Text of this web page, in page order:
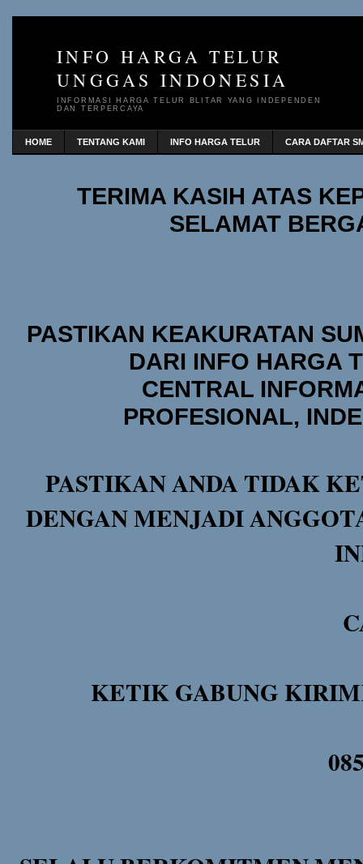
INFO HARGA TELUR
UNGGAS INDONESIA
INFORMASI HARGA TELUR BLITAR YANG INDEPENDEN
DAN TERPERCAYA
HOME TENTANG KAMI INFO HARGA TELUR CARA DAFTAR
TERIMA KASIH ATAS
SELAMAT
PASTIKAN KEAKURATAN
DARI INFO HARGA
CENTRAL
PROFESIONAL,
PASTIKAN ANDA TIDAK
DENGAN MENJADI
KETIK GABUNG